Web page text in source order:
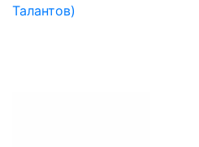
Талантов)